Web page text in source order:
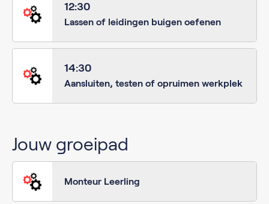
12:30
Lassen of leidingen buigen oefenen
14:30
Aansluiten, testen of opruimen werkplek
Jouw groeipad
Monteur Leerling